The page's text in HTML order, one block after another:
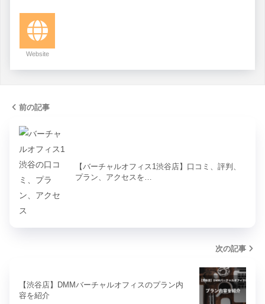
Website
前の記事
【バーチャルオフィス1渋谷店】口コミ、評判、
プラン、アクセスを…
次の記事
【渋谷店】DMMバーチャルオフィスのプラン内
容を紹介